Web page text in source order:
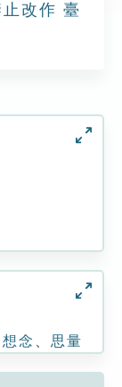
改作 臺
想念 思量